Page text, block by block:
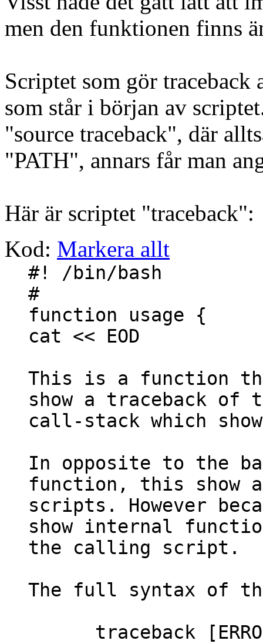
men den funktionen finns
Scriptet som gör traceback
som står i början av
"source traceback", där
"PATH", annars får man
Här är scriptet "traceback":
Kod: Markera allt
#! /bin/bash
#
function usage {
cat << EOD
This is a function
show a traceback of
call-stack which
In opposite to the
function, this show
scripts. However
show internal
the calling script.
The full syntax of
traceback [ERROR-